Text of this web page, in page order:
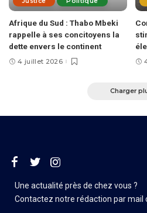
Afrique du Sud : Thabo Mbeki
rappelle à ses concitoyens la
dette envers le continent
4 juillet 2026
Charger
Une actualité près de chez vous ?
Contactez notre rédaction par mail